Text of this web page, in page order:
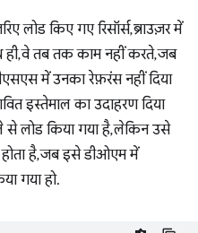
लोड किए गए रिसॉर्स, ब्राउज़र में
वे तब तक काम नहीं करते, जब
में उनका रेफ़रंस नहीं दिया
इस्तेमाल का उदाहरण दिया
से लोड किया गया है, लेकिन उसे
है, जब इसे डीओएम में
गया हो.